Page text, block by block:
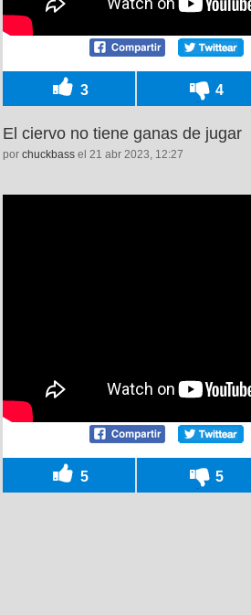
3 4
El ciervo no tiene ganas de jugar
por chuckbass el 21 abr 2023, 12:27
5 5